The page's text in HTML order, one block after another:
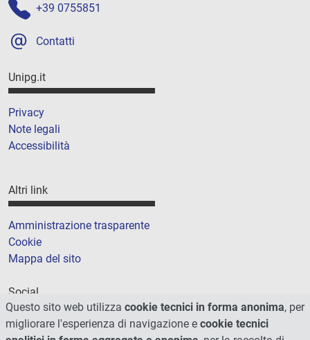
+39 0755851
Contatti
Unipg.it
Privacy
Note legali
Accessibilità
Altri link
Amministrazione trasparente
Cookie
Mappa del sito
Social
Questo sito web utilizza cookie tecnici in forma anonima, per
migliorare l'esperienza di navigazione e cookie tecnici